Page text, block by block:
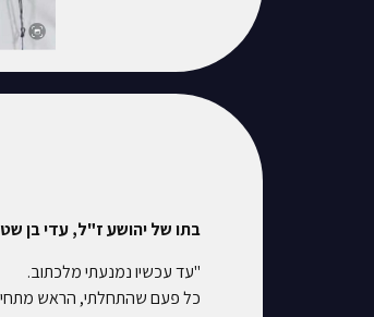
בתו של יהושע ז"ל, עדי בן
"עד עכשיו נמנעתי מלכתוב.
כל פעם שהתחלתי, הראש מתחיל